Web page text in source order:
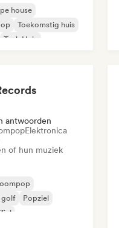
house
Toekomstig huis
Tech Huis
antwoorden
Elektronica
of hun muziek
golf
Popziel